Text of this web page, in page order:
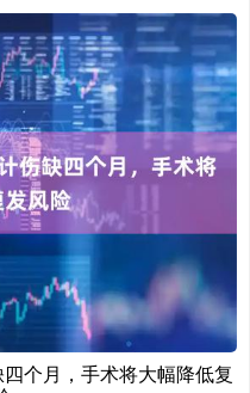
个月，手术将大幅降低复